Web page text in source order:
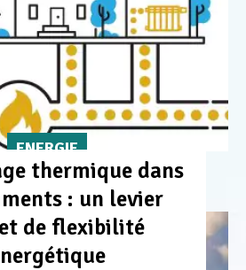
ENERGIE
thermique dans
: un levier
de flexibilité